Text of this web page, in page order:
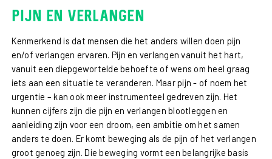
Pijn en verlangen
Kenmerkend is dat mensen die het anders willen doen pijn
en/of verlangen ervaren. Pijn en verlangen vanuit het hart,
vanuit een diepgewortelde behoefte of wens om heel graag
iets aan een situatie te veranderen. Maar pijn - of noem het
urgentie – kan ook meer instrumenteel gedreven zijn. Het
kunnen cijfers zijn die pijn en verlangen blootleggen en
aanleiding zijn voor een droom, een ambitie om het samen
anders te doen. Er komt beweging als de pijn of het verlangen
groot genoeg zijn. Die beweging vormt een belangrijke basis